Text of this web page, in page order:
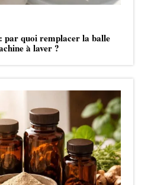
par quoi remplacer la balle
à laver ?